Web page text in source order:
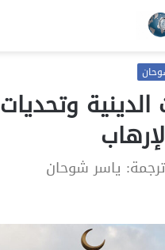
وتحديات
ياسر شوحان